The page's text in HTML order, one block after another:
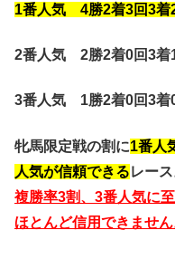
1番人気 4勝2着3回3
2番人気 2勝2着0回3着
3番人気 1勝2着0回3着
牝馬限定戦の割に1番人
人気が信頼できるレー
複勝率3割、3番人気に
ほとんど信用できません